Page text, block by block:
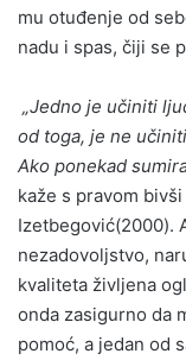
mu otuđenje od
nadu i spas, čiji se
„Jedno je učiniti
od toga, je ne učiniti
Ako ponekad
kaže s pravom
Izetbegović(2000).
nezadovoljstvo,
kvaliteta življena
onda zasigurno da
pomoć, a jedan od